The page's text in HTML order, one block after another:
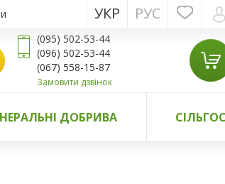
РУС
УКР
(095) 502-53-44
(096) 502-53-44
(067) 558-15-87
Замовити дзвінок
ДОБРИВА